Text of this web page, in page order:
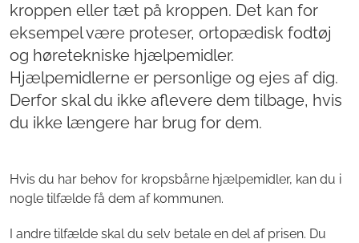
kroppen eller tæt på kroppen. Det kan for
eksempel være proteser, ortopædisk fodtøj
og høretekniske hjælpemidler.
Hjælpemidlerne er personlige og ejes af dig.
Derfor skal du ikke aflevere dem tilbage, hvis
du ikke længere har brug for dem.
Hvis du har behov for kropsbårne hjælpemidler, kan du i
nogle tilfælde få dem af kommunen.
I andre tilfælde skal du selv betale en del af prisen. Du